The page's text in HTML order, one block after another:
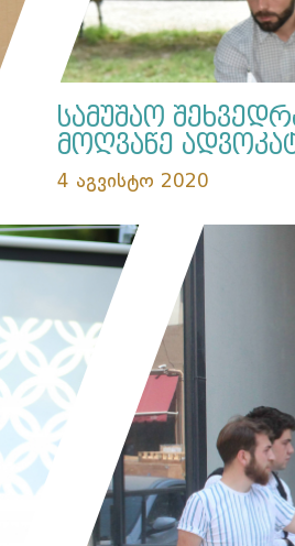
სამუშაო
მოღვაწე
4 აგვისტო 2020